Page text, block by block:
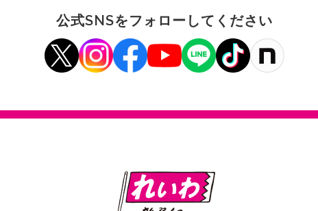
公式SNSをフォローしてください